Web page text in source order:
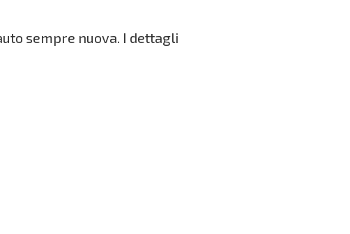
sempre nuova. I dettagli